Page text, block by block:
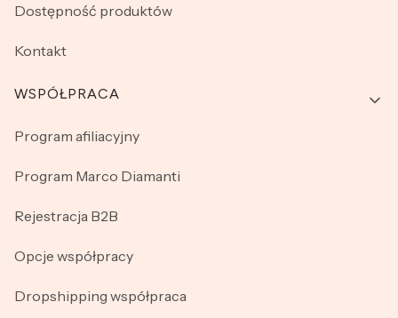
Dostępność produktów
Kontakt
WSPÓŁPRACA
Program afiliacyjny
Program Marco Diamanti
Rejestracja B2B
Opcje współpracy
Dropshipping współpraca